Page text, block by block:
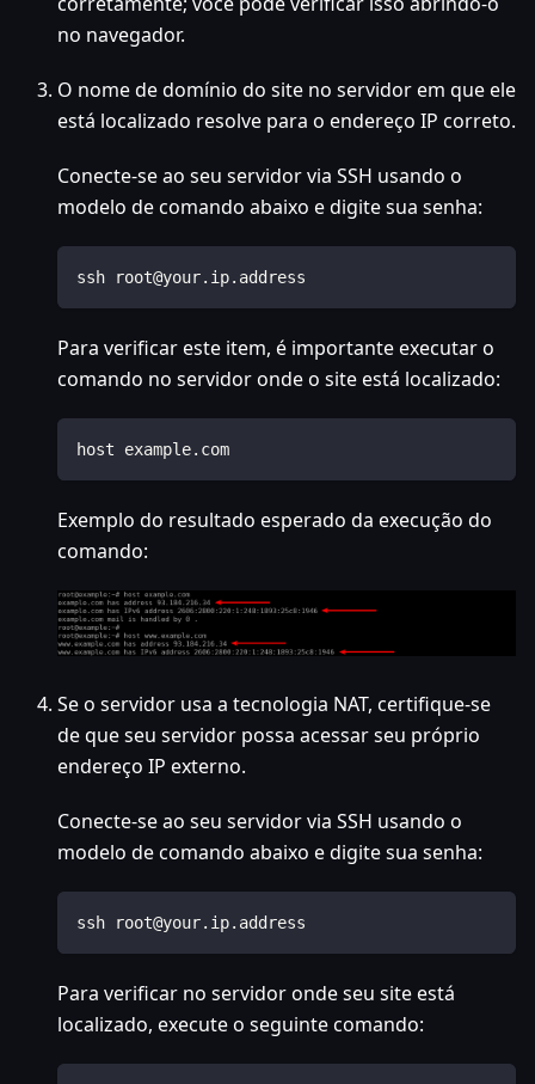
no navegador.
O nome de domínio do site no servidor em que ele
está localizado resolve para o endereço IP correto.
Conecte-se ao seu servidor via SSH usando o
modelo de comando abaixo e digite sua senha:
ssh root@your.ip.address
Para verificar este item, é importante executar o
comando no servidor onde o site está localizado:
host example.com
Exemplo do resultado esperado da execução do
comando:
Se o servidor usa a tecnologia NAT, certifique-se
de que seu servidor possa acessar seu próprio
endereço IP externo.
Conecte-se ao seu servidor via SSH usando o
modelo de comando abaixo e digite sua senha:
ssh root@your.ip.address
Para verificar no servidor onde seu site está
localizado, execute o seguinte comando: